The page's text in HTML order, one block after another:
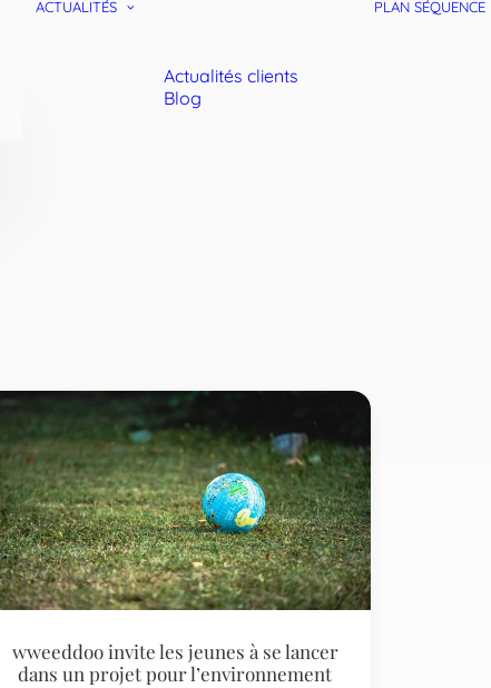
ACTUALITÉS
Actualités clients
Blog
PLAN SÉQUENCE
wweeddoo invite les jeunes à se lancer
dans un projet pour l’environnement